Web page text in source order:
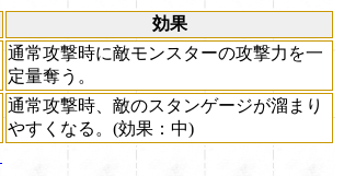
効果
通常攻撃時に敵モンスターの攻撃力を一
定量奪う。
通常攻撃時、敵のスタンゲージが溜まり
やすくなる。(効果：中)